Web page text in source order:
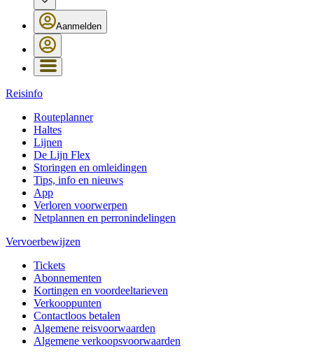
Aanmelden
Reisinfo
Routeplanner
Haltes
Lijnen
De Lijn Flex
Storingen en omleidingen
Tips, info en nieuws
App
Verloren voorwerpen
Netplannen en perronindelingen
Vervoerbewijzen
Tickets
Abonnementen
Kortingen en voordeeltarieven
Verkooppunten
Contactloos betalen
Algemene reisvoorwaarden
Algemene verkoopsvoorwaarden